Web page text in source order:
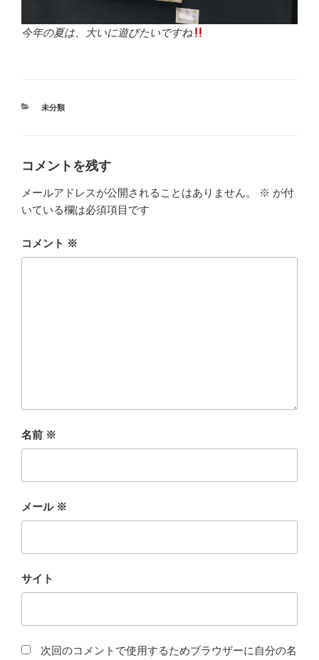
今年の夏は、大いに遊びたいですね
カ
未分類
コメントを残す
メールアドレスが公開されることはありません。 ※ が付
いている欄は必須項目です
コメント ※
名前 ※
メール ※
サイト
次回のコメントで使用するためブラウザーに自分の名